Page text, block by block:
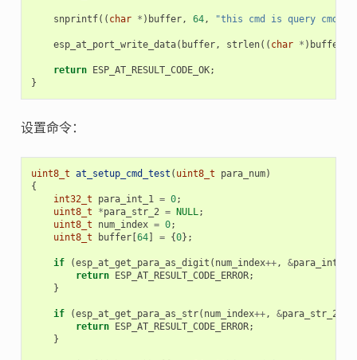
snprintf(( char * ) buffer, 64, "this cmd is query cmd:
esp_at_port_write_data( buffer, strlen(( char * ) buffer
return ESP_AT_RESULT_CODE_OK;
}
设置命令：
uint8_t at_setup_cmd_test ( uint8_t para_num)
{
int32_t
para_int_1 = 0;
uint8_t
*para_str_2 = NULL;
uint8_t
num_index = 0;
uint8_t
buffer[64] = {0};
if (esp_at_get_para_as_digit ( num_index++, &para_int_1
return ESP_AT_RESULT_CODE_ERROR;
}
if (esp_at_get_para_as_str( num_index++, &para_str_2
return ESP_AT_RESULT_CODE_ERROR;
}